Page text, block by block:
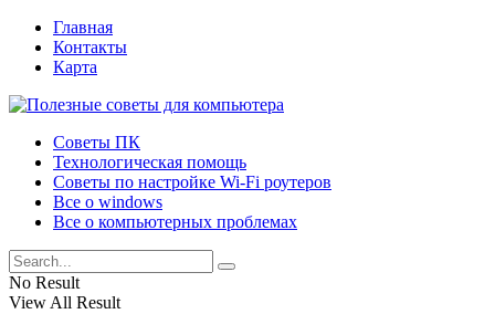
Главная
Контакты
Карта
Советы ПК
Технологическая помощь
Советы по настройке Wi-Fi роутеров
Все о windows
Все о компьютерных проблемах
No Result
View All Result